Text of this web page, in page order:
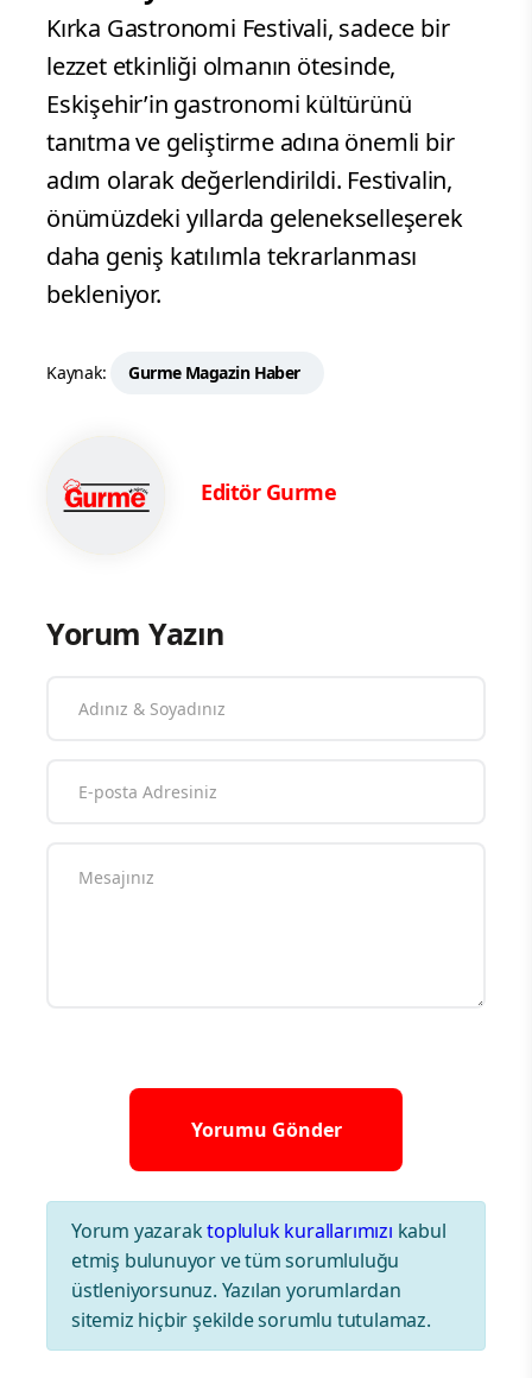
Kırka Gastronomi Festivali, sadece bir
lezzet etkinliği olmanın ötesinde,
Eskişehir’in gastronomi kültürünü
tanıtma ve geliştirme adına önemli bir
adım olarak değerlendirildi. Festivalin,
önümüzdeki yıllarda gelenekselleşerek
daha geniş katılımla tekrarlanması
bekleniyor.
Kaynak: Gurme Magazin Haber
Editör Gurme
Yorum Yazın
Yorum yazaraktopluluk kurallarımızı kabul
etmiş bulunuyor ve tüm sorumluluğu
üstleniyorsunuz. Yazılan yorumlardan
sitemiz hiçbir şekilde sorumlu tutulamaz.